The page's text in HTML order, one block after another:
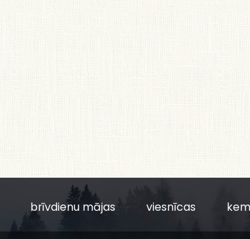
brīvdienu mājas viesnīcas